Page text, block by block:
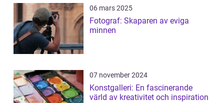
06 mars 2025
Fotograf: Skaparen av eviga
minnen
07 november 2024
Konstgalleri: En fascinerande
värld av kreativitet och inspiration